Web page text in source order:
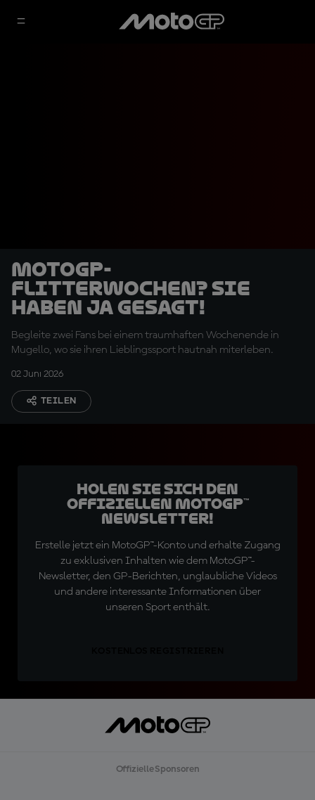
MotoGP-
Flitterwochen? Sie
haben Ja gesagt!
Begleite zwei Fans bei einem traumhaften Wochenende in
Mugello, wo sie ihren Lieblingssport hautnah miterleben.
02 Juni 2026
TEILEN
Holen Sie sich den
offiziellen MotoGP™
Newsletter!
Erstelle jetzt ein MotoGP™-Konto und erhalte Zugang
zu exklusiven Inhalten wie dem MotoGP™-
Newsletter, den GP-Berichten, unglaubliche Videos
und andere interessante Informationen über
unseren Sport enthält.
Offizielle Sponsoren